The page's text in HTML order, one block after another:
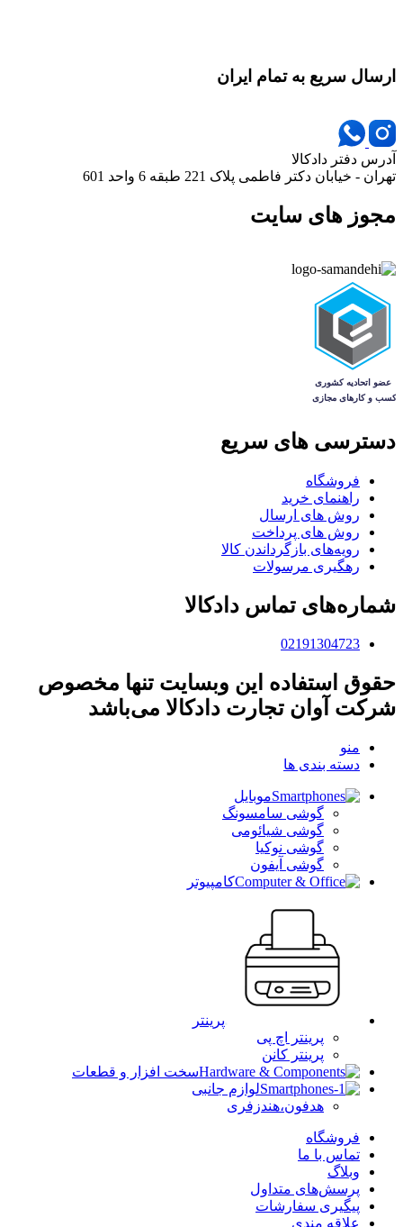
ارسال سریع به تمام ایران
آدرس دفتر دادکالا
تهران - خیابان دکتر فاطمی پلاک 221 طبقه 6 واحد 601
مجوز های سایت
دسترسی های سریع
فروشگاه
راهنمای خرید
روش های ارسال
روش های پرداخت
رویه‌های بازگرداندن کالا
رهگیری مرسولات
شماره‌های تماس دادکالا
02191304723
حقوق استفاده این وبسایت تنها مخصوص
شرکت آوان تجارت دادکالا می‌باشد
منو
دسته بندی ها
موبایل
گوشی سامسونگ
گوشی شیائومی
گوشی نوکیا
گوشی آیفون
کامپیوتر
پرینتر
پرینتر اچ پی
پرینتر کانن
سخت افزار و قطعات
لوازم جانبی
هدفون،هندزفری
فروشگاه
تماس با ما
وبلاگ
پرسش‌های متداول
پیگیری سفارشات
علاقه مندی